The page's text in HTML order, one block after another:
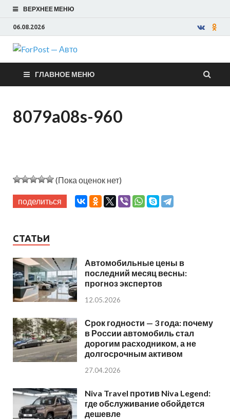
ВЕРХНЕЕ МЕНЮ
06.08.2026
ForPost —
Авто
ГЛАВНОЕ МЕНЮ
8079a08s-960
(Пока оценок нет)
поделиться
СТАТЬИ
Автомобильные цены в
последний месяц весны:
прогноз экспертов
12.05.2026
Срок годности — 3 года: почему
в России автомобиль стал
дорогим расходником, а не
долгосрочным активом
27.04.2026
Niva Travel против Niva Legend:
где обслуживание обойдется
дешевле